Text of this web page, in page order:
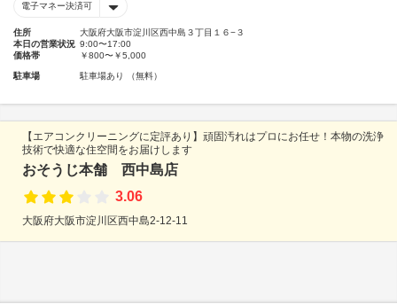
電子マネー決済可
住所
大阪府大阪市淀川区西中島３丁目１６−３
本日の営業状況 9:00〜17:00
価格帯
￥800〜￥5,000
駐車場 駐車場あり （無料）
【エアコンクリーニングに定評あり】頑固汚れはプロにお任せ！本物の洗浄
技術で快適な住空間をお届けします
おそうじ本舗 西中島店
3.06
大阪府大阪市淀川区西中島2-12-11